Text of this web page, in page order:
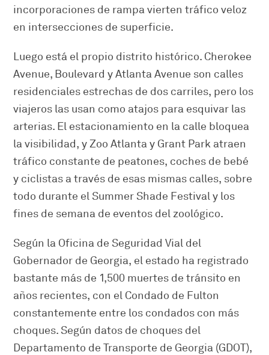
incorporaciones de rampa vierten tráfico veloz
en intersecciones de superficie.
Luego está el propio distrito histórico. Cherokee
Avenue, Boulevard y Atlanta Avenue son calles
residenciales estrechas de dos carriles, pero los
viajeros las usan como atajos para esquivar las
arterias. El estacionamiento en la calle bloquea
la visibilidad, y Zoo Atlanta y Grant Park atraen
tráfico constante de peatones, coches de bebé
y ciclistas a través de esas mismas calles, sobre
todo durante el Summer Shade Festival y los
fines de semana de eventos del zoológico.
Según la Oficina de Seguridad Vial del
Gobernador de Georgia, el estado ha registrado
bastante más de 1,500 muertes de tránsito en
años recientes, con el Condado de Fulton
constantemente entre los condados con más
choques. Según datos de choques del
Departamento de Transporte de Georgia (GDOT),